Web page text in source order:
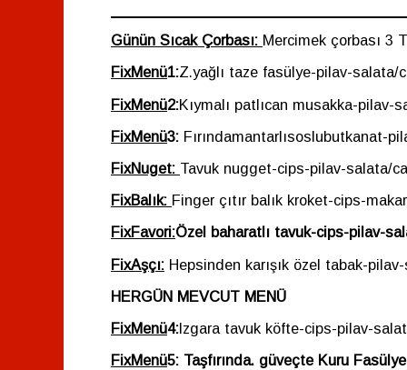
Günün Sıcak Çorbası: Mercimek çorbası 3
FixMenü1:Z.yağlı taze fasülye-pilav-salata/
FixMenü2:Kıymalı patlıcan musakka-pilav-
FixMenü3: Fırındamantarlısoslubutkanat-
FixNuget: Tavuk nugget-cips-pilav-salata/
FixBalık: Finger çıtır balık kroket-cips-
FixFavori:Özel baharatlı tavuk-cips-pilav-
FixAşçı: Hepsinden karışık özel tabak-
HERGÜN MEVCUT MENÜ
FixMenü4:Izgara tavuk köfte-cips-pilav-
FixMenü5: Taşfırında. güveçte Kuru